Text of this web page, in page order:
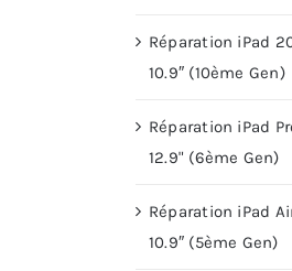
Réparation iPad
10.9″ (10ème Gen)
Réparation iPad
12.9" (6ème Gen)
Réparation iPad
10.9″ (5ème Gen)